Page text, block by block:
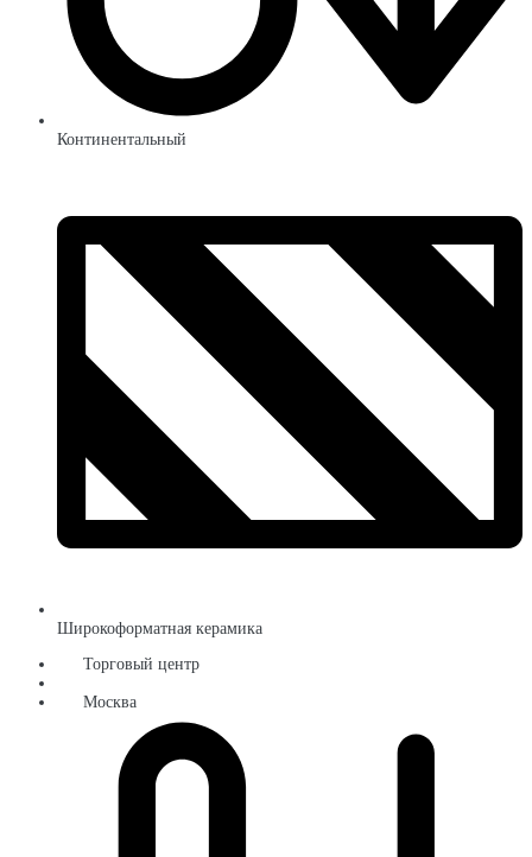
Континентальный
Широкоформатная керамика
Торговый центр
Москва